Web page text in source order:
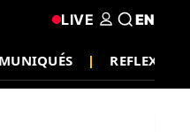
REFLEXION
LIVE EN